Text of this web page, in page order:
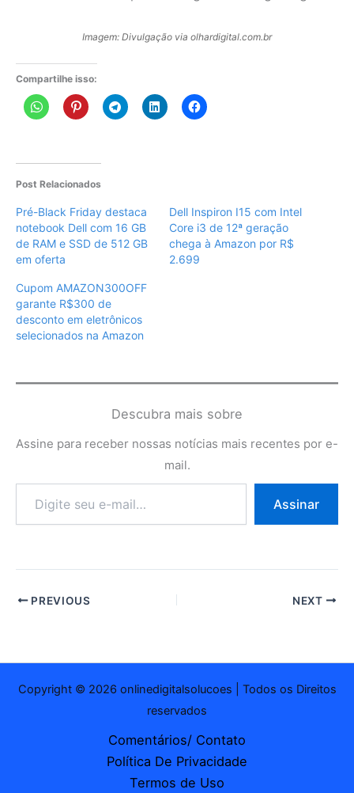
Imagem: Divulgação via olhardigital.com.br
Compartilhe isso:
Post Relacionados
Pré-Black Friday destaca
notebook Dell com 16 GB
de RAM e SSD de 512 GB
em oferta
Dell Inspiron I15 com Intel
Core i3 de 12ª geração
chega à Amazon por R$
2.699
Cupom AMAZON300OFF
garante R$300 de
desconto em eletrônicos
selecionados na Amazon
Descubra mais sobre
Assine para receber nossas notícias mais recentes por e-
mail.
e-
Assinar
PREVIOUS NEXT
Copyright © 2026 onlinedigitalsolucoes | Todos os Direitos
reservados
Comentários/ Contato
Política De Privacidade
Termos de Uso